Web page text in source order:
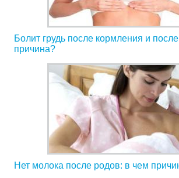
Болит грудь после кормления и
причина?
Нет молока после родов: в чем